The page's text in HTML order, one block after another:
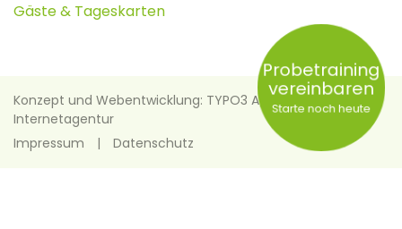
Gäste & Tageskarten
Konzept und Webentwicklung: TYPO3 Agentur igroup
Internetagentur
Impressum
Datenschutz
Probetraining
vereinbaren
Starte noch heute